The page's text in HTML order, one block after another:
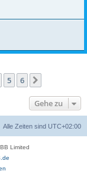
5 6
Gehe zu
Alle Zeiten sind UTC+02:00
Limited